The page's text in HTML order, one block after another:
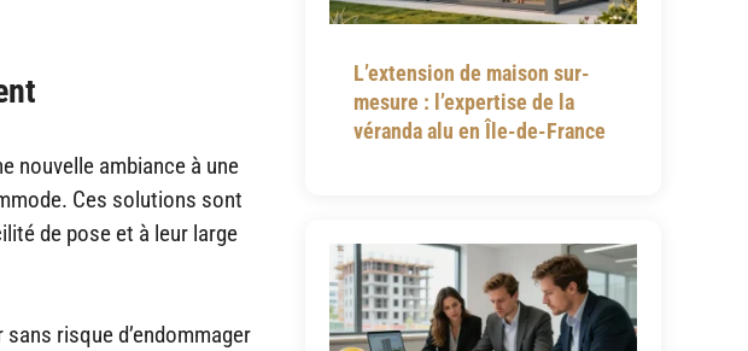
nouvelle ambiance à une
Ces solutions sont
de pose et à leur large
risque d’endommager
L’extension de maison sur-
mesure : l’expertise de la
véranda alu en Île-de-France